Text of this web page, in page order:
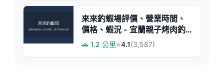
來來釣蝦場評價、營業時間、
價格、蝦況 - 宜蘭親子烤肉釣
蝦樂園
🚗 1.2 公里⭐4.1(3,587)